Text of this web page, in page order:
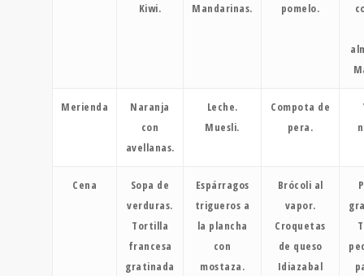
Kiwi.
Mandarinas.
pomelo.
Merienda
Naranja
con
avellanas.
Leche.
Muesli.
Compota de
pera.
Cena
Sopa de
verduras.
Tortilla
francesa
gratinada
Espárragos
trigueros a
la plancha
con
mostaza.
Brócoli al
vapor.
Croquetas
de queso
Idiazabal